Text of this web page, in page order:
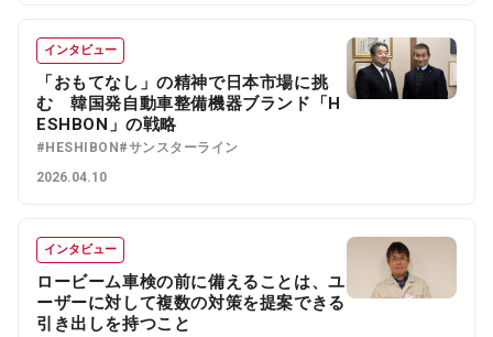
インタビュー
「おもてなし」の精神で日本市場に挑
む 韓国発自動車整備機器ブランド「H
ESHBON」の戦略
#HESHIBON #サンスターライン
2026.04.10
インタビュー
ロービーム車検の前に備えることは、ユ
ーザーに対して複数の対策を提案できる
引き出しを持つこと